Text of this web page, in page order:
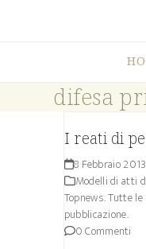
difesa
I reati di
8 Febbraio 2013
Modelli di atti
Topnews. Tutte
pubblicazione.
0 Commenti